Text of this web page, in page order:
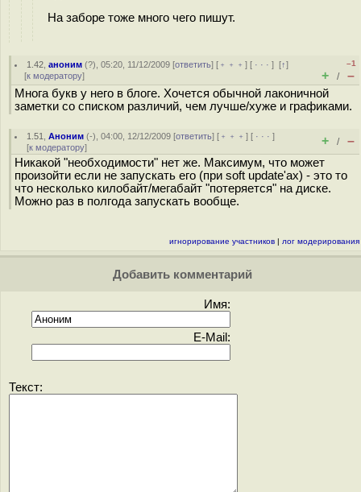
На заборе тоже много чего пишут.
1.42 ,аноним (?), 05:20, 11/12/2009 [ответить] [ ﹢﹢﹢] [ · · ·][↑]
[к модератору]
–1
+ / –
Многа букв у него в блоге. Хочется обычной лаконичной
заметки со списком различий, чем лучше/хуже и графиками.
1.51 ,Аноним (-), 04:00, 12/12/2009 [ответить] [ ﹢﹢﹢] [ · · ·]
[к модератору] + / –
Никакой "необходимости" нет же. Максимум, что может
произойти если не запускать его (при soft update'ах) - это то
что несколько килобайт/мегабайт "потеряется" на диске.
Можно раз в полгода запускать вообще.
игнорирование участников | лог модерирования
Добавить комментарий
Имя:
E-Mail:
Текст: